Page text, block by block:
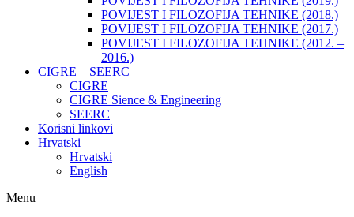
POVIJEST I FILOZOFIJA TEHNIKE (2018.)
POVIJEST I FILOZOFIJA TEHNIKE (2017.)
POVIJEST I FILOZOFIJA TEHNIKE (2012. –
2016.)
CIGRE – SEERC
CIGRE
CIGRE Sience & Engineering
SEERC
Korisni linkovi
Hrvatski
Hrvatski
English
Menu